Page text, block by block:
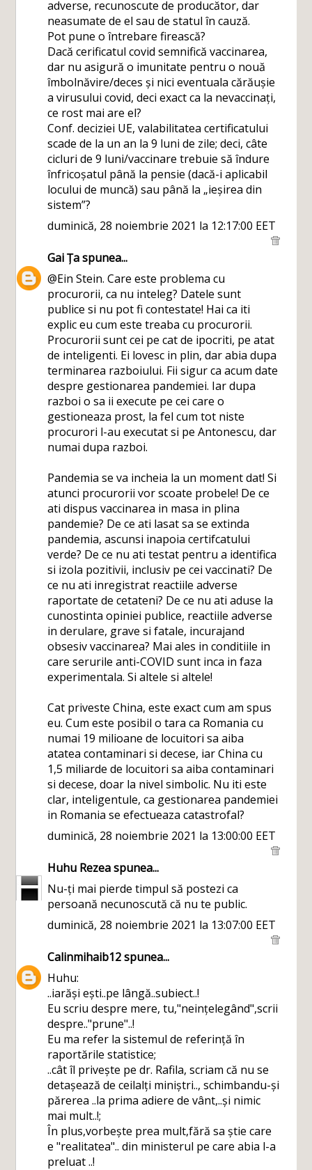
adverse, recunoscute de producător, dar
neasumate de el sau de statul în cauză.
Pot pune o întrebare firească?
Dacă cerificatul covid semnifică vaccinarea,
dar nu asigură o imunitate pentru o nouă
îmbolnăvire/deces și nici eventuala cărăușie
a virusului covid, deci exact ca la nevaccinați,
ce rost mai are el?
Conf. deciziei UE, valabilitatea certificatului
scade de la un an la 9 luni de zile; deci, câte
cicluri de 9 luni/vaccinare trebuie să îndure
înfricoșatul până la pensie (dacă-i aplicabil
locului de muncă) sau până la „ieșirea din
sistem”?
duminică, 28 noiembrie 2021 la 12:17:00 EET
Gai Țaspunea...
@Ein Stein. Care este problema cu
procurorii, ca nu inteleg? Datele sunt
publice si nu pot fi contestate! Hai ca iti
explic eu cum este treaba cu procurorii.
Procurorii sunt cei pe cat de ipocriti, pe atat
de inteligenti. Ei lovesc in plin, dar abia dupa
terminarea razboiului. Fii sigur ca acum date
despre gestionarea pandemiei. Iar dupa
razboi o sa ii execute pe cei care o
gestioneaza prost, la fel cum tot niste
procurori l-au executat si pe Antonescu, dar
numai dupa razboi.
Pandemia se va incheia la un moment dat! Si
atunci procurorii vor scoate probele! De ce
ati dispus vaccinarea in masa in plina
pandemie? De ce ati lasat sa se extinda
pandemia, ascunsi inapoia certifcatului
verde? De ce nu ati testat pentru a identifica
si izola pozitivii, inclusiv pe cei vaccinati? De
ce nu ati inregistrat reactiile adverse
raportate de cetateni? De ce nu ati aduse la
cunostinta opiniei publice, reactiile adverse
in derulare, grave si fatale, incurajand
obsesiv vaccinarea? Mai ales in conditiile in
care serurile anti-COVID sunt inca in faza
experimentala. Si altele si altele!
Cat priveste China, este exact cum am spus
eu. Cum este posibil o tara ca Romania cu
numai 19 milioane de locuitori sa aiba
atatea contaminari si decese, iar China cu
1,5 miliarde de locuitori sa aiba contaminari
si decese, doar la nivel simbolic. Nu iti este
clar, inteligentule, ca gestionarea pandemiei
in Romania se efectueaza catastrofal?
duminică, 28 noiembrie 2021 la 13:00:00 EET
Huhu Rezeaspunea...
Nu-ți mai pierde timpul să postezi ca
persoană necunoscută că nu te public.
duminică, 28 noiembrie 2021 la 13:07:00 EET
Calinmihaib12spunea...
Huhu:
..iarăși ești..pe lângă..subiect..!
Eu scriu despre mere, tu,"neințelegând",scrii
despre.."prune"..!
Eu ma refer la sistemul de referință în
raportările statistice;
..cât îl privește pe dr. Rafila, scriam că nu se
detașează de ceilalți miniștri.., schimbandu-și
părerea ..la prima adiere de vânt,..și nimic
mai mult..!;
În plus,vorbește prea mult,fără sa știe care
e "realitatea".. din ministerul pe care abia l-a
preluat ..!